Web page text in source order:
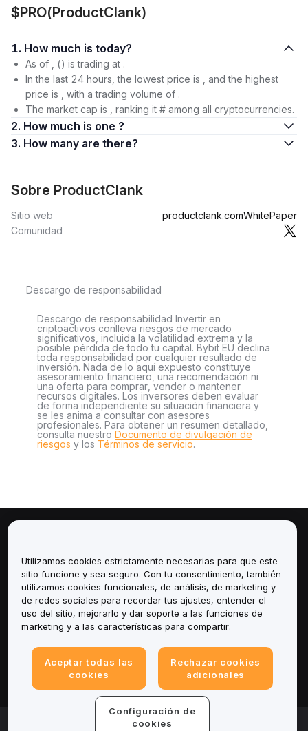
$PRO(ProductClank)
1. How much is today?
As of , () is trading at .
In the last 24 hours, the lowest price is , and the highest
price is , with a trading volume of .
The market cap is , ranking it # among all cryptocurrencies.
2. How much is one ?
3. How many are there?
Sobre ProductClank
Sitio web productclank.comWhitePaper
Comunidad
Descargo de responsabilidad
Descargo de responsabilidad Invertir en
criptoactivos conlleva riesgos de mercado
significativos, incluida la volatilidad extrema y la
posible pérdida de todo tu capital. Bybit EU declina
toda responsabilidad por cualquier resultado de
inversión. Nada de lo aquí expuesto constituye
asesoramiento financiero, una recomendación ni
una oferta para comprar, vender o mantener
recursos digitales. Los inversores deben evaluar
de forma independiente su situación financiera y
se les anima a consultar con asesores
profesionales. Para obtener un resumen detallado,
consulta nuestro Documento de divulgación de
riesgos y los Términos de servicio.
Servicios
Soporte
© 2025-2026 Bybit.eu. All rights reserved.
Utilizamos cookies estrictamente necesarias para que este
sitio funcione y sea seguro. Con tu consentimiento, también
utilizamos cookies funcionales, de análisis, de marketing y
de redes sociales para recordar tus ajustes, entender el
uso del sitio, mejorarlo y dar soporte a las funciones de
marketing y a las características para compartir.
Aceptar todas las
cookies
Rechazar cookies
adicionales
Configuración de
cookies